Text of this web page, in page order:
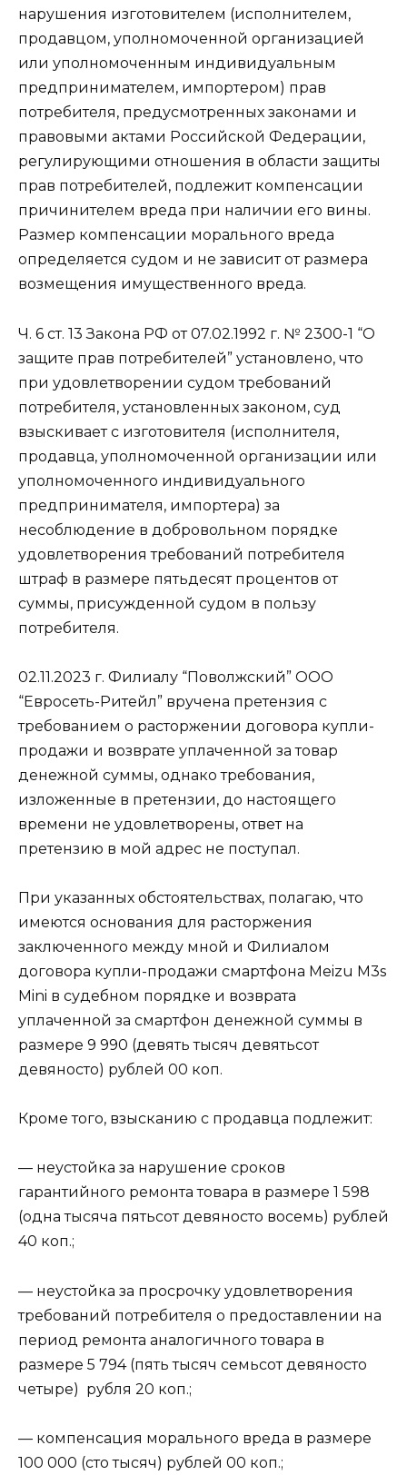
нарушения изготовителем (исполнителем,
продавцом, уполномоченной организацией
или уполномоченным индивидуальным
предпринимателем, импортером) прав
потребителя, предусмотренных законами и
правовыми актами Российской Федерации,
регулирующими отношения в области защиты
прав потребителей, подлежит компенсации
причинителем вреда при наличии его вины.
Размер компенсации морального вреда
определяется судом и не зависит от размера
возмещения имущественного вреда.
Ч. 6 ст. 13 Закона РФ от 07.02.1992 г. № 2300-1 “О
защите прав потребителей” установлено, что
при удовлетворении судом требований
потребителя, установленных законом, суд
взыскивает с изготовителя (исполнителя,
продавца, уполномоченной организации или
уполномоченного индивидуального
предпринимателя, импортера) за
несоблюдение в добровольном порядке
удовлетворения требований потребителя
штраф в размере пятьдесят процентов от
суммы, присужденной судом в пользу
потребителя.
02.11.2023 г. Филиалу “Поволжский” ООО
“Евросеть-Ритейл” вручена претензия с
требованием о расторжении договора купли-
продажи и возврате уплаченной за товар
денежной суммы, однако требования,
изложенные в претензии, до настоящего
времени не удовлетворены, ответ на
претензию в мой адрес не поступал.
При указанных обстоятельствах, полагаю, что
имеются основания для расторжения
заключенного между мной и Филиалом
договора купли-продажи смартфона Meizu M3s
Mini в судебном порядке и возврата
уплаченной за смартфон денежной суммы в
размере 9 990 (девять тысяч девятьсот
девяносто) рублей 00 коп.
Кроме того, взысканию с продавца подлежит:
— неустойка за нарушение сроков
гарантийного ремонта товара в размере 1 598
(одна тысяча пятьсот девяносто восемь) рублей
40 коп.;
— неустойка за просрочку удовлетворения
требований потребителя о предоставлении на
период ремонта аналогичного товара в
размере 5 794 (пять тысяч семьсот девяносто
четыре) рубля 20 коп.;
— компенсация морального вреда в размере
100 000 (сто тысяч) рублей 00 коп.;